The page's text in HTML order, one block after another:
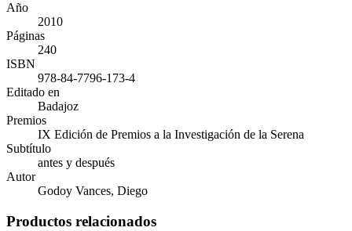
Año
2010
Páginas
240
ISBN
978-84-7796-173-4
Editado en
Badajoz
Premios
IX Edición de Premios a la Investigación de la Serena
Subtítulo
antes y después
Autor
Godoy Vances, Diego
Productos relacionados